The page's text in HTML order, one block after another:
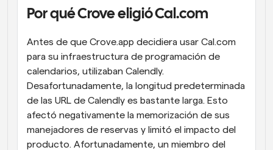
Por qué Crove eligió Cal.com
Antes de que Crove.app decidiera usar Cal.com
para su infraestructura de programación de
calendarios, utilizaban Calendly.
Desafortunadamente, la longitud predeterminada
de las URL de Calendly es bastante larga. Esto
afectó negativamente la memorización de sus
manejadores de reservas y limitó el impacto del
producto. Afortunadamente, un miembro del